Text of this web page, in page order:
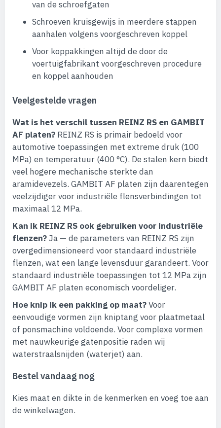
van de schroefgaten
Schroeven kruisgewijs in meerdere stappen
aanhalen volgens voorgeschreven koppel
Voor koppakkingen altijd de door de
voertuigfabrikant voorgeschreven procedure
en koppel aanhouden
Veelgestelde vragen
Wat is het verschil tussen REINZ RS en GAMBIT
AF platen? REINZ RS is primair bedoeld voor
automotive toepassingen met extreme druk (100
MPa) en temperatuur (400 °C). De stalen kern biedt
veel hogere mechanische sterkte dan
aramidevezels. GAMBIT AF platen zijn daarentegen
veelzijdiger voor industriële flensverbindingen tot
maximaal 12 MPa.
Kan ik REINZ RS ook gebruiken voor industriële
flenzen?Ja — de parameters van REINZ RS zijn
overgedimensioneerd voor standaard industriële
flenzen, wat een lange levensduur garandeert. Voor
standaard industriële toepassingen tot 12 MPa zijn
GAMBIT AF platen economisch voordeliger.
Hoe knip ik een pakking op maat?Voor
eenvoudige vormen zijn kniptang voor plaatmetaal
of ponsmachine voldoende. Voor complexe vormen
met nauwkeurige gatenpositie raden wij
waterstraalsnijden (waterjet) aan.
Bestel vandaag nog
Kies maat en dikte in de kenmerken en voeg toe aan
de winkelwagen.